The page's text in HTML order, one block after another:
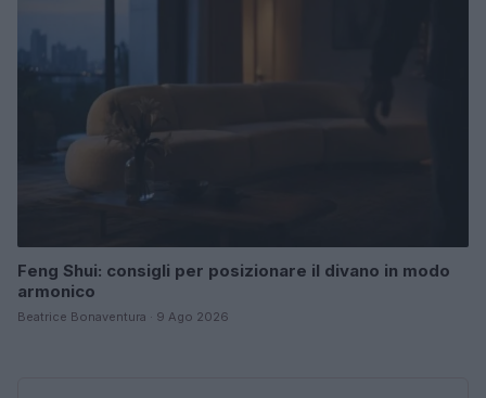
Feng Shui: consigli per posizionare il divano in modo
armonico
Beatrice Bonaventura · 9 Ago 2026